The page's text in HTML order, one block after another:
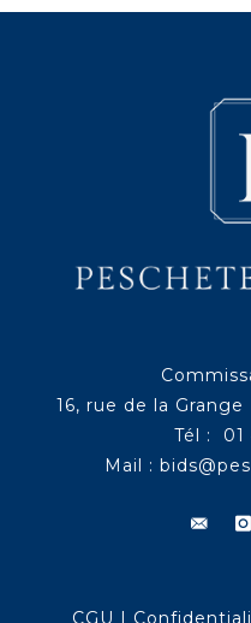
16, rue de la
Tél : 01
Mail :
CGU |